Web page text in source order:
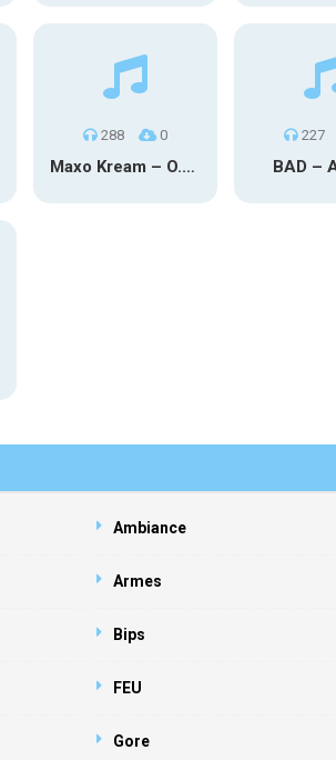
288 0
Maxo Kream – O.Y.N
227
BAD –
Ambiance
Armes
Bips
FEU
Gore